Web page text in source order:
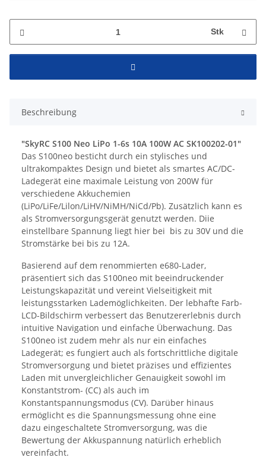
Stk
Beschreibung
"SkyRC S100 Neo LiPo 1-6s 10A 100W AC SK100202-01"
Das S100neo besticht durch ein stylisches und
ultrakompaktes Design und bietet als smartes AC/DC-
Ladegerät eine maximale Leistung von 200W für
verschiedene Akkuchemien
(LiPo/LiFe/Lilon/LiHV/NiMH/NiCd/Pb). Zusätzlich kann es
als Stromversorgungsgerät genutzt werden. Diie
einstellbare Spannung liegt hier bei bis zu 30V und die
Stromstärke bei bis zu 12A.
Basierend auf dem renommierten e680-Lader,
präsentiert sich das S100neo mit beeindruckender
Leistungskapazität und vereint Vielseitigkeit mit
leistungsstarken Lademöglichkeiten. Der lebhafte Farb-
LCD-Bildschirm verbessert das Benutzererlebnis durch
intuitive Navigation und einfache Überwachung. Das
S100neo ist zudem mehr als nur ein einfaches
Ladegerät; es fungiert auch als fortschrittliche digitale
Stromversorgung und bietet präzises und effizientes
Laden mit unvergleichlicher Genauigkeit sowohl im
Konstantstrom- (CC) als auch im
Konstantspannungsmodus (CV). Darüber hinaus
ermöglicht es die Spannungsmessung ohne eine
dazu eingeschaltete Stromversorgung, was die
Bewertung der Akkuspannung natürlich erheblich
vereinfacht.